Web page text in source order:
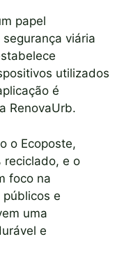
papel
viária
utilizados
é
RenovaUrb.
o Ecoposte,
reciclado, e o
foco na
e
uma
e